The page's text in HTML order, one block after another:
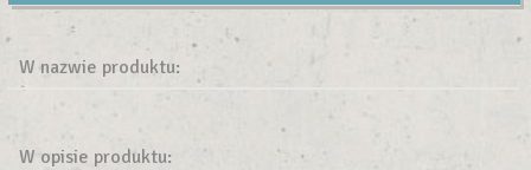
W nazwie produktu:
W opisie produktu: